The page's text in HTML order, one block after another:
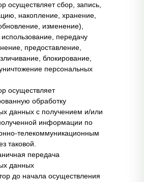
осуществляет сбор, запись,
накопление, хранение,
изменение),
передачу
предоставление,
блокирование,
персональных
осуществляет
обработку
данных с получением и/или
информации по
телекоммуникационным
таковой.
передача
данных
до начала осуществления